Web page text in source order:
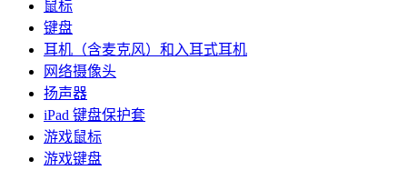
鼠标
键盘
耳机（含麦克风）和入耳式耳机
网络摄像头
扬声器
iPad 键盘保护套
游戏鼠标
游戏键盘